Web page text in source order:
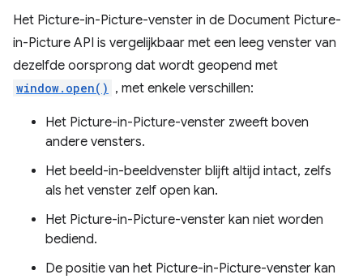
Het Picture-in-Picture-venster in de Document Picture-
in-Picture API is vergelijkbaar met een leeg venster van
dezelfde oorsprong dat wordt geopend met
window.open() , met enkele verschillen:
Het Picture-in-Picture-venster zweeft boven
andere vensters.
Het beeld-in-beeldvenster blijft altijd intact, zelfs
als het venster zelf open kan.
Het Picture-in-Picture-venster kan niet worden
bediend.
De positie van het Picture-in-Picture-venster kan